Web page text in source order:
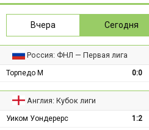
Вчера Сегодня
Россия: ФНЛ — Первая лига
Торпедо М 0:0
Англия: Кубок лиги
Уиком Уондерерс 1:2